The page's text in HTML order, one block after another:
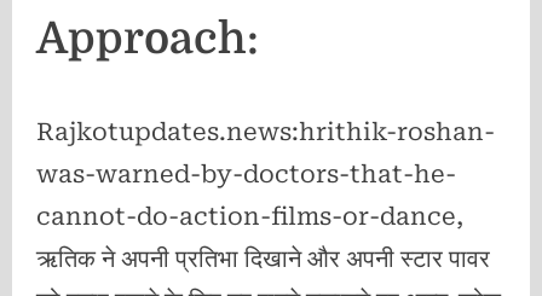
Approach:
Rajkotupdates.news:hrithik-roshan-
was-warned-by-doctors-that-he-
cannot-do-action-films-or-dance,
ऋतिक ने अपनी प्रतिभा दिखाने और अपनी स्टार पावर